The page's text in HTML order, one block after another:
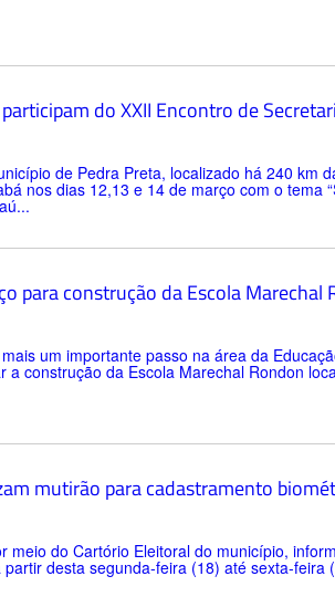
do XXII Encontro de
de Pedra Preta, localizado há 240 km
nos dias 12,13 e 14 de março com o tema
para construção da Escola Marechal
um importante passo na área da
construção da Escola Marechal Rondon
mutirão para cadastramento
meio do Cartório Eleitoral do município,
desta segunda-feira (18) até sexta-